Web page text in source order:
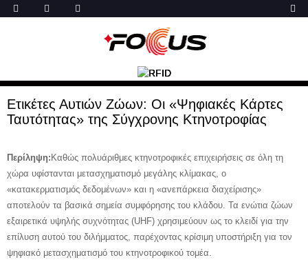
Ετικέτες Αυτιών Ζώων: Οι «Ψηφιακές Κάρτες
Ταυτότητας» της Σύγχρονης Κτηνοτροφίας
Περίληψη: Καθώς πολυάριθμες κτηνοτροφικές επιχειρήσεις σε όλη τη
χώρα υφίστανται μετασχηματισμό μεγάλης κλίμακας, ο
«κατακερματισμός δεδομένων» και η «ανεπάρκεια διαχείρισης»
αποτελούν τα βασικά σημεία συμφόρησης του κλάδου. Τα ενώτια ζώων
εξαιρετικά υψηλής συχνότητας (UHF) χρησιμεύουν ως το κλειδί για την
επίλυση αυτού του διλήμματος, παρέχοντας κρίσιμη υποστήριξη για τον
ψηφιακό μετασχηματισμό του κτηνοτροφικού τομέα.